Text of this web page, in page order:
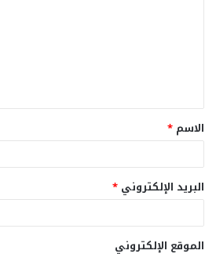
ق
*
الاسم *
البريد الإلكتروني *
الموقع الإلكتروني